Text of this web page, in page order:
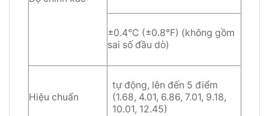
±0.4°C (±0.8°F) (không gồm
sai số đầu dò)
Hiệu chuẩn
tự động, lên đến 5 điểm
(1.68, 4.01, 6.86, 7.01, 9.18,
10.01, 12.45)